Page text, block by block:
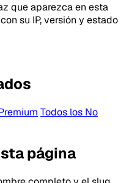
que aparezca en esta
su IP, versión y estado
Todos los No
página